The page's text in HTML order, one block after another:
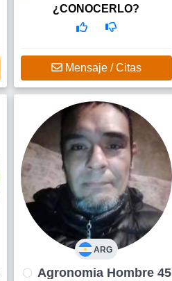
¿CONOCERLO?
Mensaje / Citas
ARG
Agronomia Hombre 45